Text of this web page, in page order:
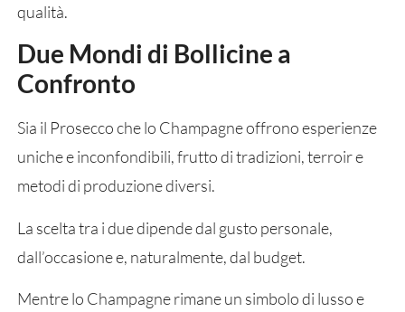
qualità.
Due Mondi di Bollicine a
Confronto
Sia il Prosecco che lo Champagne offrono esperienze
uniche e inconfondibili, frutto di tradizioni, terroir e
metodi di produzione diversi.
La scelta tra i due dipende dal gusto personale,
dall’occasione e, naturalmente, dal budget.
Mentre lo Champagne rimane un simbolo di lusso e